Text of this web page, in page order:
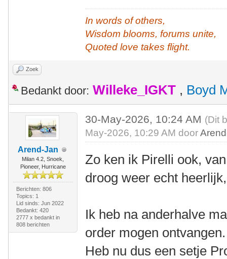
In words of others,
Wisdom blooms, forums unite,
Quoted love takes flight.
Zoek
Bedankt door: Willeke_IGKT , Boyd
Arend-Jan
Milan 4.2, Snoek,
Pioneer, Hurricane
Berichten: 806
Topics: 1
Lid sinds: Jun 2022
Bedankt: 420
2777 x bedankt in
808 berichten
30-May-2026, 10:24 AM (Dit
May-2026, 10:29 AM door
Zo ken ik Pirelli ook,
droog weer echt
Ik heb na anderhalve
order mogen
Heb nu dus een setje